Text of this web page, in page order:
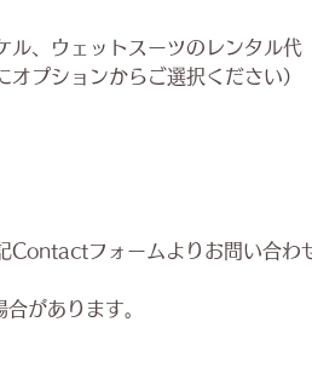
ル、ウェットスーツのレンタル代
オプションからご選択ください）
Contactフォームよりお問い合わ
があります。